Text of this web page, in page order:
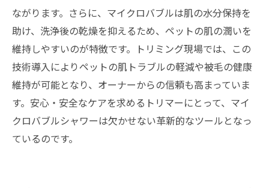
ながります。さらに、マイクロバブルは肌の水分保持を
助け、洗浄後の乾燥を抑えるため、ペットの肌の潤いを
維持しやすいのが特徴です。トリミング現場では、この
技術導入によりペットの肌トラブルの軽減や被毛の健康
維持が可能となり、オーナーからの信頼も高まっていま
す。安心・安全なケアを求めるトリマーにとって、マイ
クロバブルシャワーは欠かせない革新的なツールとなっ
ているのです。